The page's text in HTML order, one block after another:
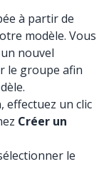
à partir de
modèle. Vous
nouvel
le groupe afin
effectuez un clic
Créer un
le